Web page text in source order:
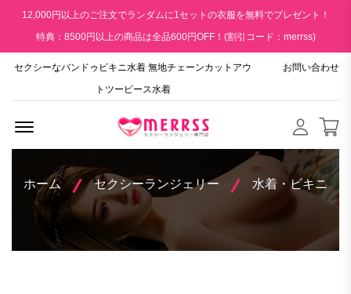
12,000円以上のご注文でランダムに1セットの衣服を無料でプレゼント！
特典：8500円以上の商品は全品600円OFF！(割引コード：merrss)
セクシーなバンドゥビキニ水着 無地チェーンカットアウ
トツーピース水着
お問い合わせ
ホーム セクシーランジェリー 水着・ビキニ